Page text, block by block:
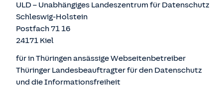
ULD – Unabhängiges Landeszentrum für Datenschutz
Schleswig-Holstein
Postfach 71 16
24171 Kiel
für in Thüringen ansässige Webseitenbetreiber
Thüringer Landesbeauftragter für den Datenschutz
und die Informationsfreiheit